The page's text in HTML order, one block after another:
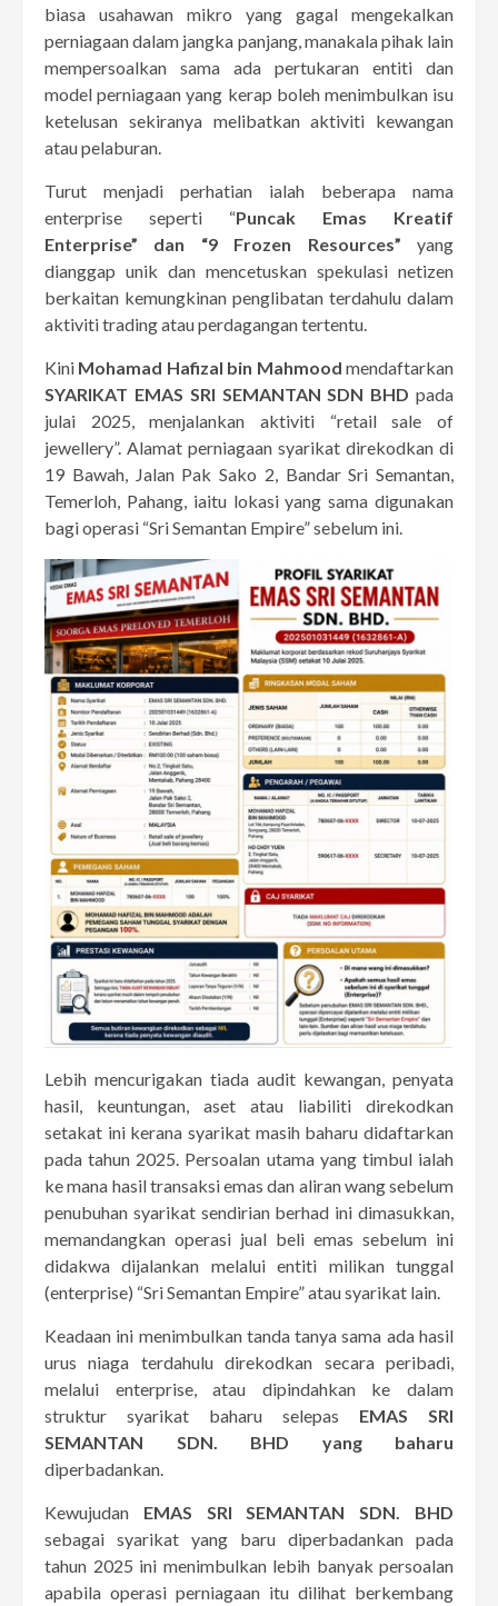
biasa usahawan mikro yang gagal mengekalkan
perniagaan dalam jangka panjang, manakala pihak lain
mempersoalkan sama ada pertukaran entiti dan
model perniagaan yang kerap boleh menimbulkan isu
ketelusan sekiranya melibatkan aktiviti kewangan
atau pelaburan.
Turut menjadi perhatian ialah beberapa nama
enterprise seperti “Puncak Emas Kreatif
Enterprise” dan “9 Frozen Resources” yang
dianggap unik dan mencetuskan spekulasi netizen
berkaitan kemungkinan penglibatan terdahulu dalam
aktiviti trading atau perdagangan tertentu.
Kini Mohamad Hafizal bin Mahmood mendaftarkan
SYARIKAT EMAS SRI SEMANTAN SDN BHD pada
julai 2025, menjalankan aktiviti “retail sale of
jewellery”. Alamat perniagaan syarikat direkodkan di
19 Bawah, Jalan Pak Sako 2, Bandar Sri Semantan,
Temerloh, Pahang, iaitu lokasi yang sama digunakan
bagi operasi “Sri Semantan Empire” sebelum ini.
Lebih mencurigakan tiada audit kewangan, penyata
hasil, keuntungan, aset atau liabiliti direkodkan
setakat ini kerana syarikat masih baharu didaftarkan
pada tahun 2025. Persoalan utama yang timbul ialah
ke mana hasil transaksi emas dan aliran wang sebelum
penubuhan syarikat sendirian berhad ini dimasukkan,
memandangkan operasi jual beli emas sebelum ini
didakwa dijalankan melalui entiti milikan tunggal
(enterprise) “Sri Semantan Empire” atau syarikat lain.
Keadaan ini menimbulkan tanda tanya sama ada hasil
urus niaga terdahulu direkodkan secara peribadi,
melalui enterprise, atau dipindahkan ke dalam
struktur syarikat baharu selepas EMAS SRI
SEMANTAN SDN. BHD yang baharu
diperbadankan.
Kewujudan EMAS SRI SEMANTAN SDN. BHD
sebagai syarikat yang baru diperbadankan pada
tahun 2025 ini menimbulkan lebih banyak persoalan
apabila operasi perniagaan itu dilihat berkembang